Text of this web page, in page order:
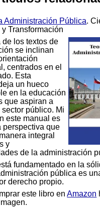
Administración Pública.
y Transformación
de los textos de
se inclinan
centrados en el
Esta
un hueco
en la educación
que aspiran a
público. Mi
este manual es
perspectiva que
integral
y
de la administración
fundamentado en la
pública es
derecho propio.
este libro enAmazon